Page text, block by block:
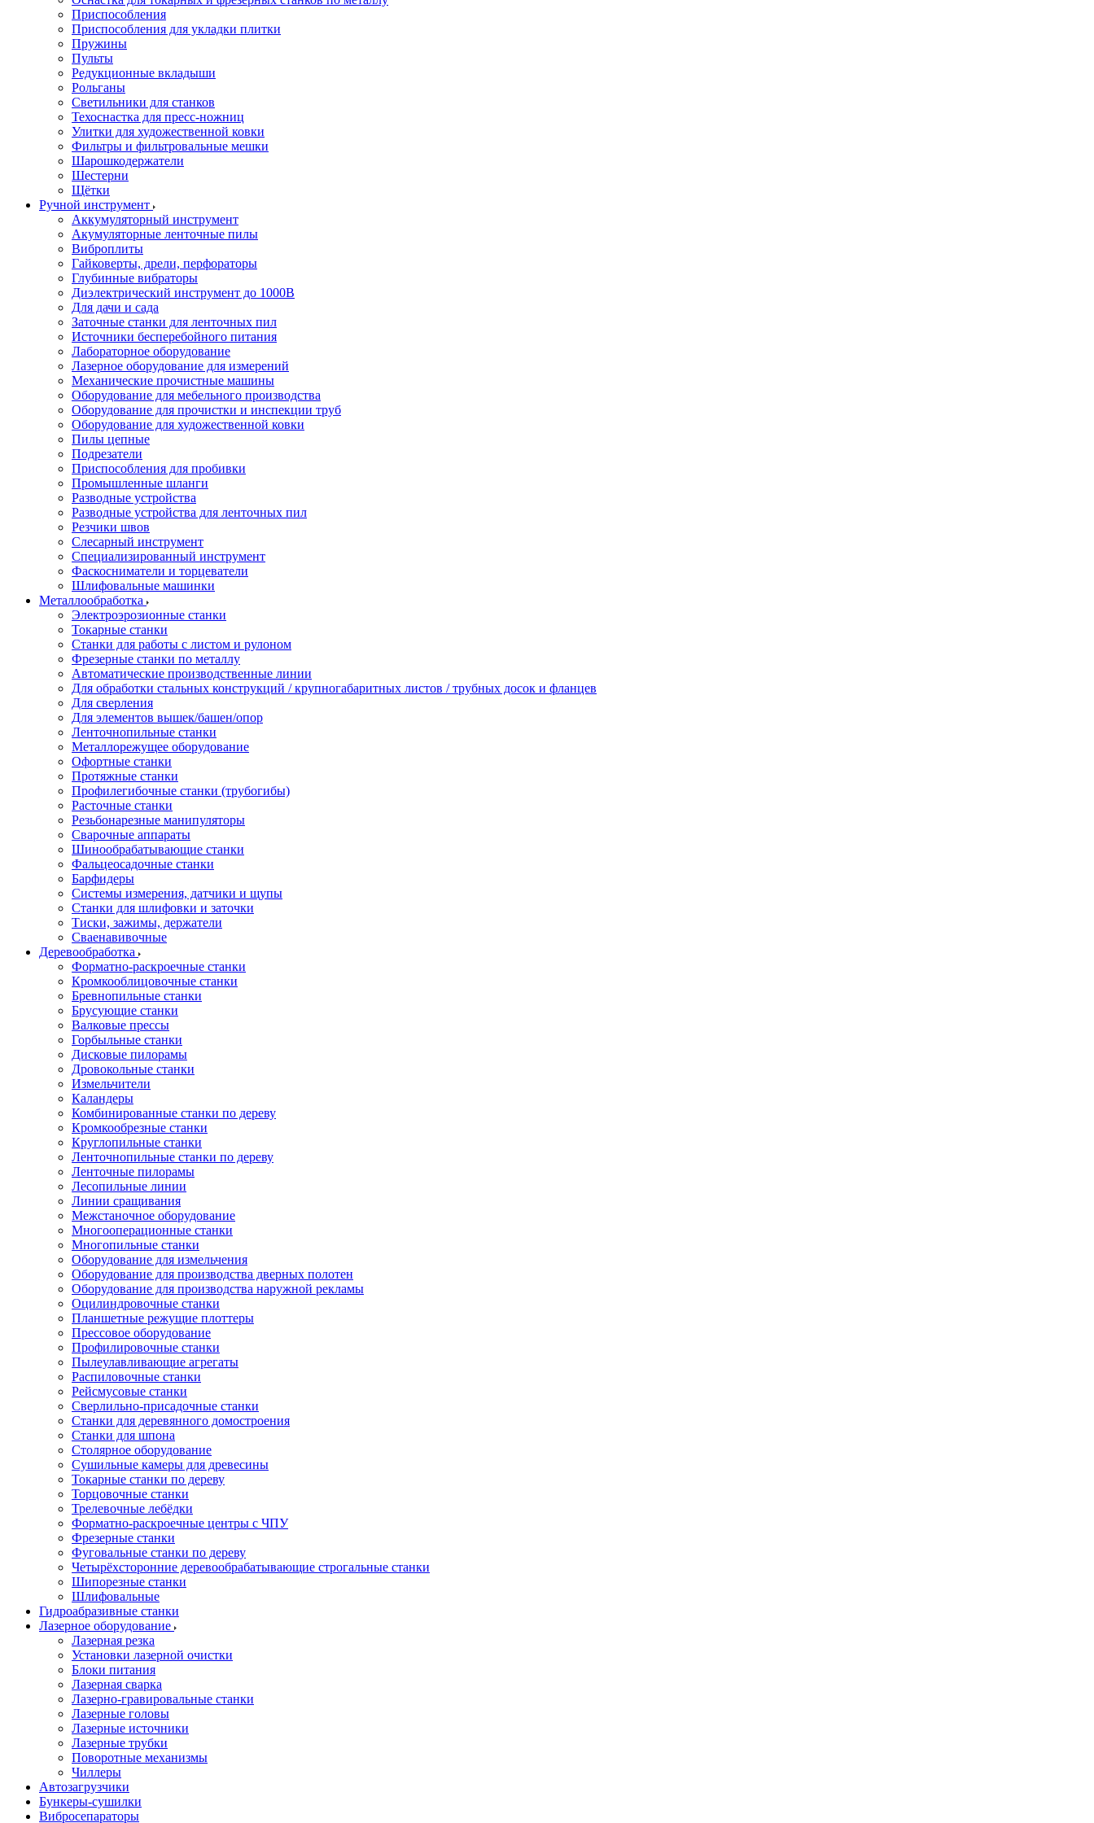
Приспособления
Приспособления для укладки плитки
Пружины
Пульты
Редукционные вкладыши
Рольганы
Светильники для станков
Техоснастка для пресс-ножниц
Улитки для художественной ковки
Фильтры и фильтровальные мешки
Шарошкодержатели
Шестерни
Щётки
Ручной инструмент
Аккумуляторный инструмент
Акумуляторные ленточные пилы
Виброплиты
Гайковерты, дрели, перфораторы
Глубинные вибраторы
Диэлектрический инструмент до 1000В
Для дачи и сада
Заточные станки для ленточных пил
Источники бесперебойного питания
Лабораторное оборудование
Лазерное оборудование для измерений
Механические прочистные машины
Оборудование для мебельного производства
Оборудование для прочистки и инспекции труб
Оборудование для художественной ковки
Пилы цепные
Подрезатели
Приспособления для пробивки
Промышленные шланги
Разводные устройства
Разводные устройства для ленточных пил
Резчики швов
Слесарный инструмент
Специализированный инструмент
Фаскосниматели и торцеватели
Шлифовальные машинки
Металлообработка
Электроэрозионные станки
Токарные станки
Станки для работы с листом и рулоном
Фрезерные станки по металлу
Автоматические производственные линии
Для обработки стальных конструкций / крупногабаритных листов / трубных досок и фланцев
Для сверления
Для элементов вышек/башен/опор
Ленточнопильные станки
Металлорежущее оборудование
Офортные станки
Протяжные станки
Профилегибочные станки (трубогибы)
Расточные станки
Резьбонарезные манипуляторы
Сварочные аппараты
Шинообрабатывающие станки
Фальцеосадочные станки
Барфидеры
Системы измерения, датчики и щупы
Станки для шлифовки и заточки
Тиски, зажимы, держатели
Cваенавивочные
Деревообработка
Форматно-раскроечные станки
Кромкооблицовочные станки
Бревнопильные станки
Брусующие станки
Валковые прессы
Горбыльные станки
Дисковые пилорамы
Дровокольные станки
Измельчители
Каландеры
Комбинированные станки по дереву
Кромкообрезные станки
Круглопильные станки
Ленточнопильные станки по дереву
Ленточные пилорамы
Лесопильные линии
Линии сращивания
Межстаночное оборудование
Многооперационные станки
Многопильные станки
Оборудование для измельчения
Оборудование для производства дверных полотен
Оборудование для производства наружной рекламы
Оцилиндровочные станки
Планшетные режущие плоттеры
Прессовое оборудование
Профилировочные станки
Пылеулавливающие агрегаты
Распиловочные станки
Рейсмусовые станки
Сверлильно-присадочные станки
Станки для деревянного домостроения
Станки для шпона
Столярное оборудование
Сушильные камеры для древесины
Токарные станки по дереву
Торцовочные станки
Трелевочные лебёдки
Форматно-раскроечные центры с ЧПУ
Фрезерные станки
Фуговальные станки по дереву
Четырёхсторонние деревообрабатывающие строгальные станки
Шипорезные станки
Шлифовальные
Гидроабразивные станки
Лазерное оборудование
Лазерная резка
Установки лазерной очистки
Блоки питания
Лазерная сварка
Лазерно-гравировальные станки
Лазерные головы
Лазерные источники
Лазерные трубки
Поворотные механизмы
Чиллеры
Автозагрузчики
Бункеры-сушилки
Вибросепараторы